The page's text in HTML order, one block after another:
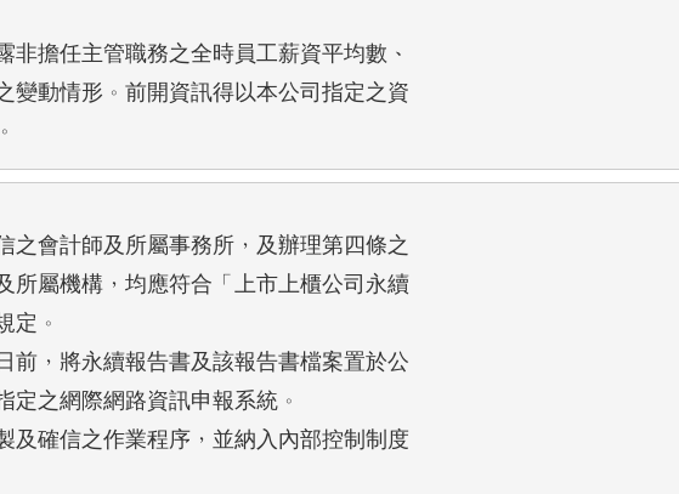
非擔任主管職務之全時員工薪資平均數、
變動情形。前開資訊得以本公司指定之資
之會計師及所屬事務所，及辦理第四條之
所屬機構，均應符合「上市上櫃公司永續
定。
前，將永續報告書及該報告書檔案置於公
定之網際網路資訊申報系統。
及確信之作業程序，並納入內部控制制度